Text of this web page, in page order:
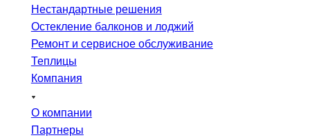
Нестандартные решения
Остекление балконов и лоджий
Ремонт и сервисное обслуживание
Теплицы
Компания
О компании
Партнеры